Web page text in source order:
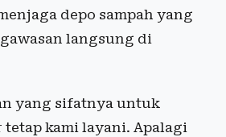
depo sampah yang
langsung di
yang sifatnya untuk
kami layani. Apalagi